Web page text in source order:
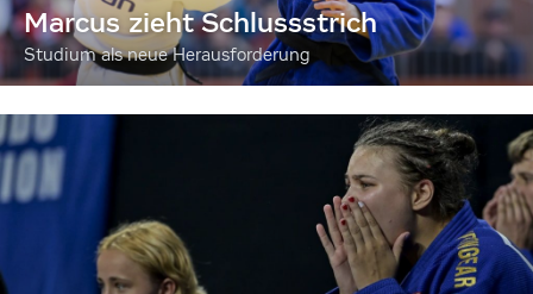
Marcus zieht Schlussstrich
Studium als neue Herausforderung